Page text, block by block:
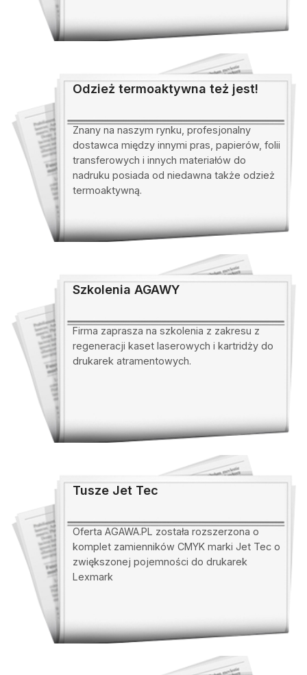
Odzież termoaktywna też jest!
Znany na naszym rynku, profesjonalny
dostawca między innymi pras, papierów, folii
transferowych i innych materiałów do
nadruku posiada od niedawna także odzież
termoaktywną.
Szkolenia AGAWY
Firma zaprasza na szkolenia z zakresu z
regeneracji kaset laserowych i kartridży do
drukarek atramentowych.
Tusze Jet Tec
Oferta AGAWA.PL została rozszerzona o
komplet zamienników CMYK marki Jet Tec o
zwiększonej pojemności do drukarek
Lexmark